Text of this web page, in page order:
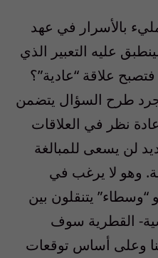
بالأسرار في عهد
عليه التعبير الذي
علاقة “عادية”؟
طرح السؤال يتضمن
نظر في العلاقات
لن يسعى للمبالغة
وهو لا يرغب في
يتنقلون بين
القطرية سوف
وعلى أساس توقعات